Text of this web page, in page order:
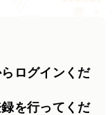
ログインくだ
を行ってくだ